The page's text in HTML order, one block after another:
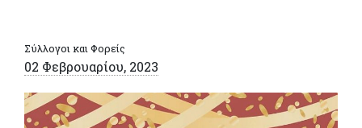
Σύλλογοι και Φορείς
02 Φεβρουαρίου, 2023